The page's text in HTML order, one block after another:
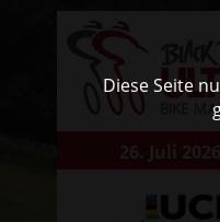
Diese Seite